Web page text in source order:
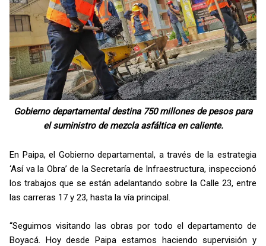
Gobierno departamental destina 750 millones de pesos para
el suministro de mezcla asfáltica en caliente.
En Paipa, el Gobierno departamental, a través de la estrategia
‘Así va la Obra’ de la Secretaría de Infraestructura, inspeccionó
los trabajos que se están adelantando sobre la Calle 23, entre
las carreras 17 y 23, hasta la vía principal.
“Seguimos visitando las obras por todo el departamento de
Boyacá. Hoy desde Paipa estamos haciendo supervisión y